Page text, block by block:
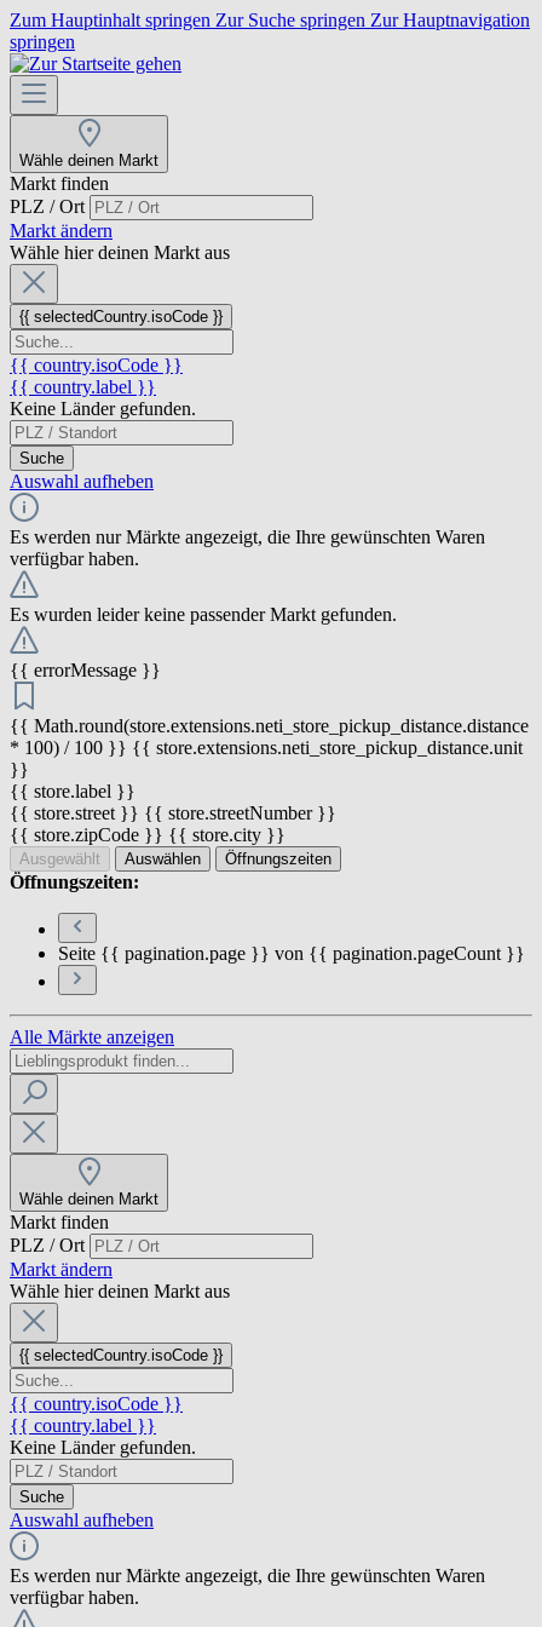
Zum Hauptinhalt springen Zur Suche springen Zur Hauptnavigation
springen
Wähle deinen Markt
Markt finden
PLZ / Ort
Markt ändern
Wähle hier deinen Markt aus
{{ selectedCountry.isoCode }}
{{ country.isoCode }}
{{ country.label }}
Keine Länder gefunden.
Suche
Auswahl aufheben
Es werden nur Märkte angezeigt, die Ihre gewünschten Waren
verfügbar haben.
Es wurden leider keine passender Markt gefunden.
{{ errorMessage }}
{{ Math.round(store.extensions.neti_store_pickup_distance.distance
* 100) / 100 }} {{ store.extensions.neti_store_pickup_distance.unit
}}
{{ store.label }}
{{ store.street }} {{ store.streetNumber }}
{{ store.zipCode }} {{ store.city }}
Ausgewählt Auswählen Öffnungszeiten
Öffnungszeiten:
Seite {{ pagination.page }} von {{ pagination.pageCount }}
Alle Märkte anzeigen
Wähle deinen Markt
Markt finden
PLZ / Ort
Markt ändern
Wähle hier deinen Markt aus
{{ selectedCountry.isoCode }}
{{ country.isoCode }}
{{ country.label }}
Keine Länder gefunden.
Suche
Auswahl aufheben
Es werden nur Märkte angezeigt, die Ihre gewünschten Waren
verfügbar haben.